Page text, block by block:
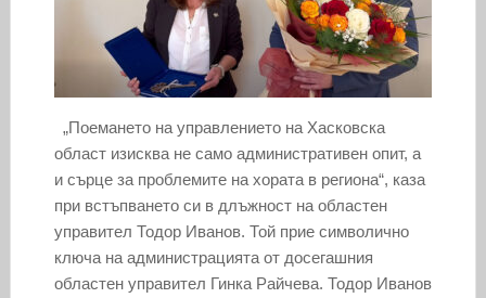
„Поемането на управлението на Хасковска
област изисква не само административен опит, а
и сърце за проблемите на хората в региона“, каза
при встъпването си в длъжност на областен
управител Тодор Иванов. Той прие символично
ключа на администрацията от досегашния
областен управител Гинка Райчева. Тодор Иванов